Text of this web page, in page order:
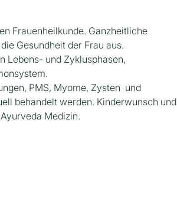
Frauenheilkunde. Ganzheitliche
Gesundheit der Frau aus.
Lebens- und Zyklusphasen,
PMS, Myome, Zysten  und
behandelt werden. Kinderwunsch und
Medizin.